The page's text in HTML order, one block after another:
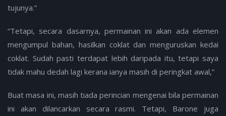
tujunya.”
“Tetapi, secara dasarnya, permainan ini akan ada elemen
mengumpul bahan, hasilkan coklat dan menguruskan kedai
coklat. Sudah pasti terdapat lebih daripada itu, tetapi saya
tidak mahu dedah lagi kerana ianya masih di peringkat awal,”
Buat masa ini, masih tiada perincian mengenai bila permainan
ini akan dilancarkan secara rasmi. Tetapi, Barone juga